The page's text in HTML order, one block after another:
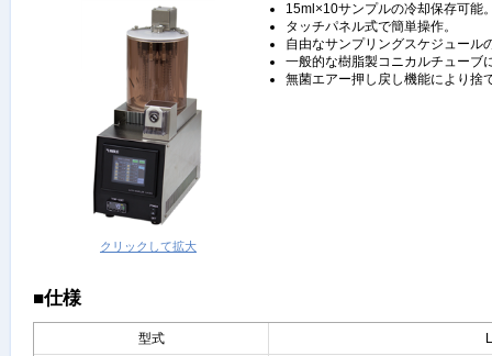
クリックして拡大
15ml×10サンプルの冷却保存可能
タッチパネル式で簡単操作。
自由なサンプリングスケジュール
一般的な樹脂製コニカルチューブ
無菌エアー押し戻し機能により捨
■仕様
型式